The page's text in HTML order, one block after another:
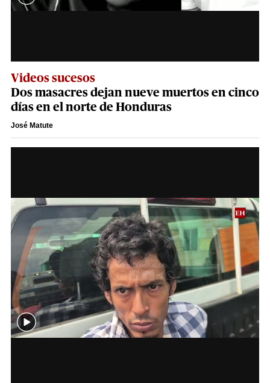
Videos sucesos
Dos masacres dejan nueve muertos en cinco
días en el norte de Honduras
José Matute